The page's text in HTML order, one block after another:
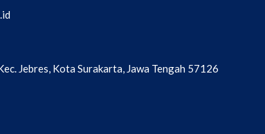
Jebres, Kota Surakarta, Jawa Tengah 57126